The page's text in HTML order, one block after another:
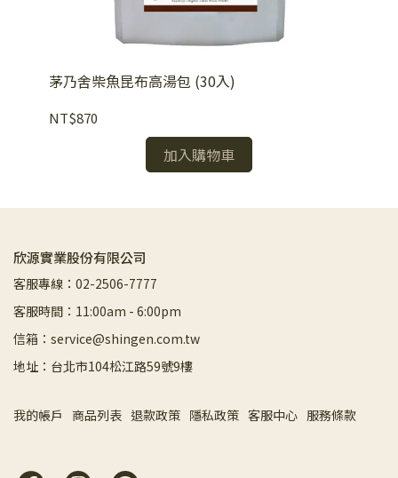
茅乃舍柴魚昆布高湯包 (30入)
NT$870
加入購物車
欣源實業股份有限公司
客服專線：02-2506-7777
客服時間：11:00am - 6:00pm
信箱：service@shingen.com.tw
地址：台北市104松江路59號9樓
我的帳戶 商品列表 退款政策 隱私政策 客服中心 服務條款